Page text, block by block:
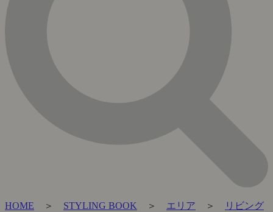
HOME ＞ STYLING BOOK ＞ エリア ＞ リビング